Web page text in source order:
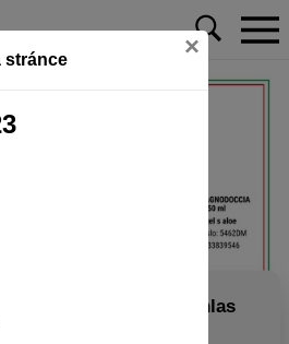
stránce ×
tak, jak ho znáte (souhlas